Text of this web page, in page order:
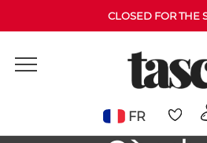
CLOSED FOR THE
FR